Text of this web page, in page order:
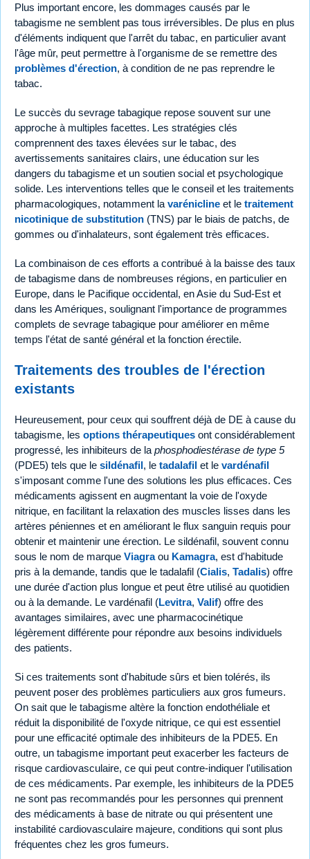
Plus important encore, les dommages causés par le
tabagisme ne semblent pas tous irréversibles. De plus en plus
d'éléments indiquent que l'arrêt du tabac, en particulier avant
l'âge mûr, peut permettre à l'organisme de se remettre des
problèmes d'érection, à condition de ne pas reprendre le
tabac.
Le succès du sevrage tabagique repose souvent sur une
approche à multiples facettes. Les stratégies clés
comprennent des taxes élevées sur le tabac, des
avertissements sanitaires clairs, une éducation sur les
dangers du tabagisme et un soutien social et psychologique
solide. Les interventions telles que le conseil et les traitements
pharmacologiques, notamment la varénicline et le traitement
nicotinique de substitution (TNS) par le biais de patchs, de
gommes ou d'inhalateurs, sont également très efficaces.
La combinaison de ces efforts a contribué à la baisse des taux
de tabagisme dans de nombreuses régions, en particulier en
Europe, dans le Pacifique occidental, en Asie du Sud-Est et
dans les Amériques, soulignant l'importance de programmes
complets de sevrage tabagique pour améliorer en même
temps l'état de santé général et la fonction érectile.
Traitements des troubles de l'érection
existants
Heureusement, pour ceux qui souffrent déjà de DE à cause du
tabagisme, les options thérapeutiques ont considérablement
progressé, les inhibiteurs de la phosphodiestérase de type 5
(PDE5) tels que le sildénafil, le tadalafil et le vardénafil
s'imposant comme l'une des solutions les plus efficaces. Ces
médicaments agissent en augmentant la voie de l'oxyde
nitrique, en facilitant la relaxation des muscles lisses dans les
artères péniennes et en améliorant le flux sanguin requis pour
obtenir et maintenir une érection. Le sildénafil, souvent connu
sous le nom de marque Viagraou Kamagra, est d'habitude
pris à la demande, tandis que le tadalafil (Cialis, Tadalis) offre
une durée d'action plus longue et peut être utilisé au quotidien
ou à la demande. Le vardénafil (Levitra, Valif) offre des
avantages similaires, avec une pharmacocinétique
légèrement différente pour répondre aux besoins individuels
des patients.
Si ces traitements sont d'habitude sûrs et bien tolérés, ils
peuvent poser des problèmes particuliers aux gros fumeurs.
On sait que le tabagisme altère la fonction endothéliale et
réduit la disponibilité de l'oxyde nitrique, ce qui est essentiel
pour une efficacité optimale des inhibiteurs de la PDE5. En
outre, un tabagisme important peut exacerber les facteurs de
risque cardiovasculaire, ce qui peut contre-indiquer l'utilisation
de ces médicaments. Par exemple, les inhibiteurs de la PDE5
ne sont pas recommandés pour les personnes qui prennent
des médicaments à base de nitrate ou qui présentent une
instabilité cardiovasculaire majeure, conditions qui sont plus
fréquentes chez les gros fumeurs.